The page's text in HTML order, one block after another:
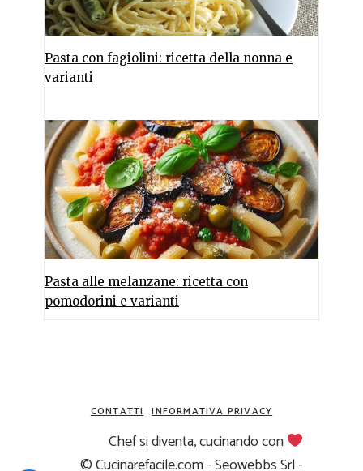
Pasta con fagiolini: ricetta della nonna e
varianti
Pasta alle melanzane: ricetta con
pomodorini e varianti
CONTATTI INFORMATIVA PRIVACY
Chef si diventa, cucinando con
© Cucinarefacile.com - Seowebbs Srl -